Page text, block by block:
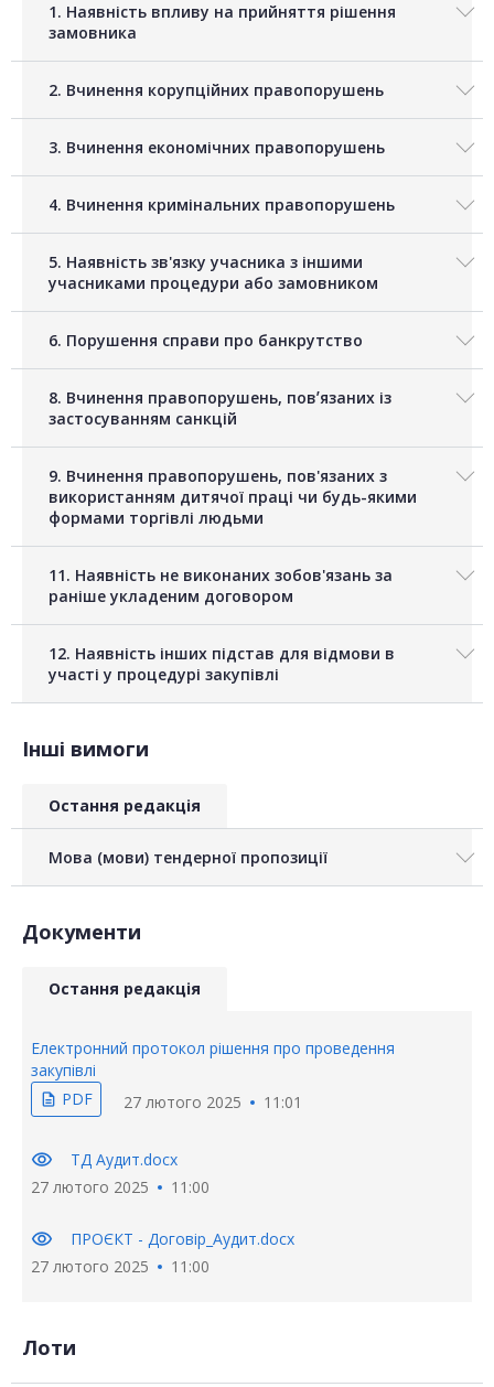
1. Наявність впливу на прийняття рішення
замовника
2. Вчинення корупційних правопорушень
3. Вчинення економічних правопорушень
4. Вчинення кримінальних правопорушень
5. Наявність зв'язку учасника з іншими
учасниками процедури або замовником
6. Порушення справи про банкрутство
8. Вчинення правопорушень, повʼязаних із
застосуванням санкцій
9. Вчинення правопорушень, пов'язаних з
використанням дитячої праці чи будь-якими
формами торгівлі людьми
11. Наявність не виконаних зобов'язань за
раніше укладеним договором
12. Наявність інших підстав для відмови в
участі у процедурі закупівлі
Інші вимоги
Остання редакція
Мова (мови) тендерної пропозиції
Документи
Остання редакція
Електронний протокол рішення про проведення
закупівлі
description PDF 27 лютого 2025 11:01
visibility
ТД Аудит.docx
27 лютого 2025
11:00
visibility
ПРОЄКТ - Договір_Аудит.docx
27 лютого 2025
11:00
Лоти